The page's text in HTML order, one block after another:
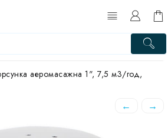
аеромасажна 1", 7,5 м3/год,
← →